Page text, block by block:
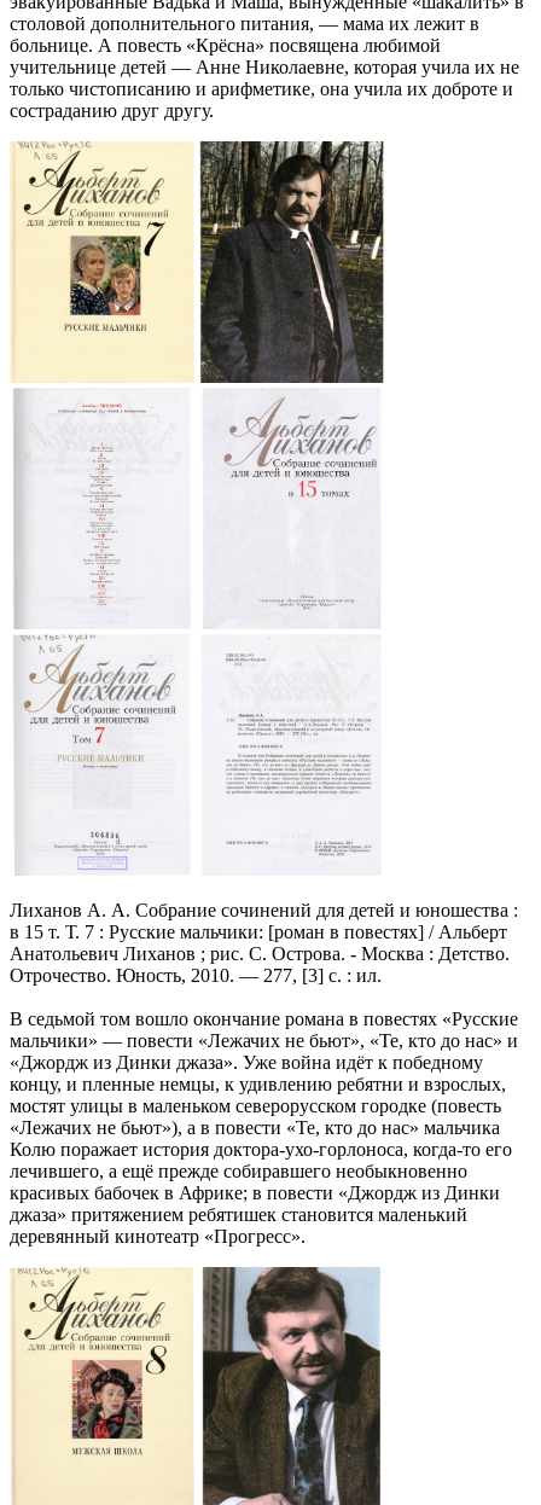
столовой дополнительного питания, — мама их лежит в
больнице. А повесть «Крёсна» посвящена любимой
учительнице детей — Анне Николаевне, которая учила их не
только чистописанию и арифметике, она учила их доброте и
состраданию друг другу.
Лиханов А. А. Собрание сочинений для детей и юношества :
в 15 т. Т. 7 : Русские мальчики: [роман в повестях] / Альберт
Анатольевич Лиханов ; рис. С. Острова. - Москва : Детство.
Отрочество. Юность, 2010. — 277, [3] с. : ил.
В седьмой том вошло окончание романа в повестях «Русские
мальчики» — повести «Лежачих не бьют», «Те, кто до нас» и
«Джордж из Динки джаза». Уже война идёт к победному
концу, и пленные немцы, к удивлению ребятни и взрослых,
мостят улицы в маленьком северорусском городке (повесть
«Лежачих не бьют»), а в повести «Те, кто до нас» мальчика
Колю поражает история доктора-ухо-горлоноса, когда-то его
лечившего, а ещё прежде собиравшего необыкновенно
красивых бабочек в Африке; в повести «Джордж из Динки
джаза» притяжением ребятишек становится маленький
деревянный кинотеатр «Прогресс».